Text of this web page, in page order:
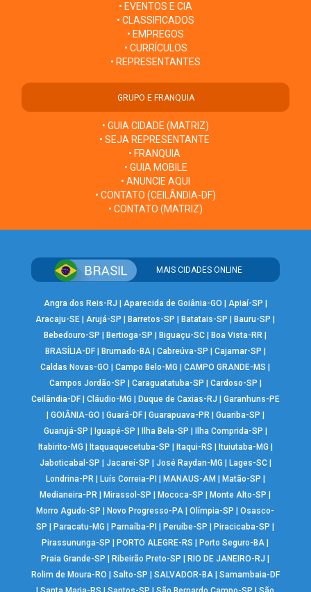
• EVENTOS E CIA
• CLASSIFICADOS
• EMPREGOS
• CURRÍCULOS
• REPRESENTANTES
GRUPO E FRANQUIA
• GUIA CIDADE (MATRIZ)
• SEJA REPRESENTANTE
• FRANQUIA
• GUIA MOBILE
• ANUNCIE AQUI
• CONTATO (CEILÂNDIA-DF)
• CONTATO (MATRIZ)
MAIS CIDADES ONLINE
Angra dos Reis-RJ Aparecida de Goiânia-GO Apiaí-SP
Aracaju-SE |Arujá-SP Barretos-SP Batatais-SP Bauru-SP
Bebedouro-SP
Bertioga-SP Biguaçu-SC Boa Vista-RR
BRASÍLIA-DF| Brumado-BA| Cabreúva-SP Cajamar-SP
Caldas Novas-GO
|Campo Belo-MG |CAMPO GRANDE-MS
Campos Jordão-SP
Caraguatatuba-SP Cardoso-SP
Ceilândia-DF| Cláudio-MG Duque de Caxias-RJ
Garanhuns-PE
GOIÂNIA-GO Guará-DF| Guarapuava-PR| Guariba-SP
Guarujá-SP
Iguapé-SP Ilha Bela-SP Ilha Comprida-SP
Itabirito-MG
Itaquaquecetuba-SP Itaqui-RS Ituiutaba-MG
Jaboticabal-SP
Jacareí-SP José Raydan-MG Lages-SC|
Londrina-PR| Luís Correia-PI MANAUS-AM Matão-SP
Medianeira-PR
Mirassol-SP Mococa-SP Monte Alto-SP
Morro Agudo-SP
Novo Progresso-PA |Olímpia-SP |Osasco-
SP
Paracatu-MG Parnaíba-PI Peruíbe-SP Piracicaba-SP
Pirassununga-SP
PORTO ALEGRE-RS Porto Seguro-BA
Praia Grande-SP
Ribeirão Preto-SP RIO DE JANEIRO-RJ
Rolim de Moura-RO
Salto-SP SALVADOR-BA| Samambaia-DF